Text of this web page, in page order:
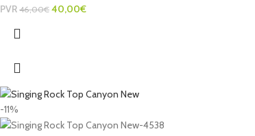
PVR 46,00€ 40,00€
-11%